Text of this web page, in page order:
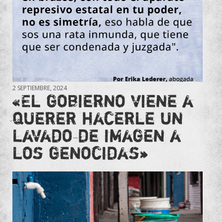
2 SEPTIEMBRE, 2024
«El gobierno viene a
querer hacerle un
lavado de imagen a
los genocidas»